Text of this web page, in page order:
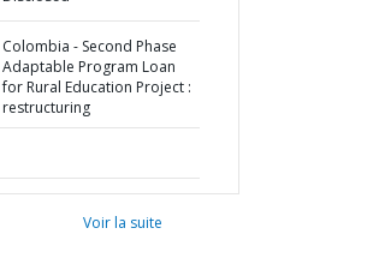
Colombia - Second Phase
Adaptable Program Loan
for Rural Education Project :
restructuring
Voir la suite